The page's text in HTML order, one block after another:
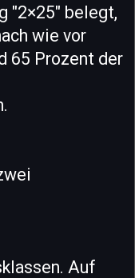
"2×25" belegt,
wie vor
65 Prozent der
Auf